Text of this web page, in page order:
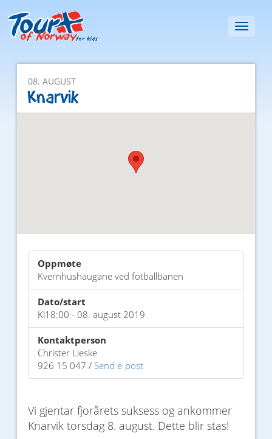
Toggle
08. AUGUST
Knarvik
Oppmøte
Kvernhushaugane ved fotballbanen
Dato/start
Kl18:00 - 08. august 2019
Kontaktperson
Christer Lieske
926 15 047 / Send e-post
Vi gjentar fjorårets suksess og ankommer
Knarvik torsdag 8. august. Dette blir stas!